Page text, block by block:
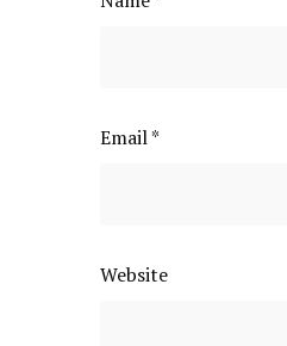
Email*
Website